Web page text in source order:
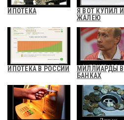
ИПОТЕКА
Я ВОТ КУПИЛ
ЖАЛЕЮ
ИПОТЕКА В РОССИИ
МИЛЛИАРДЫ В
БАНКАХ